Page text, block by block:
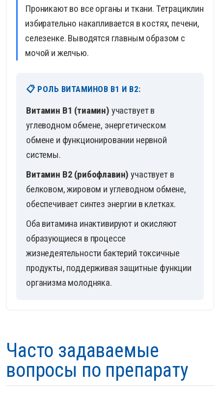
Проникают во все органы и ткани. Тетрациклин
избирательно накапливается в костях, печени,
селезенке. Выводятся главным образом с
мочой и желчью.
📋 РОЛЬ ВИТАМИНОВ B1 И B2:
Витамин B1 (тиамин) участвует в
углеводном обмене, энергетическом
обмене и функционировании нервной
системы.
Витамин B2 (рибофлавин) участвует в
белковом, жировом и углеводном обмене,
обеспечивает синтез энергии в клетках.
Оба витамина инактивируют и окисляют
образующиеся в процессе
жизнедеятельности бактерий токсичные
продукты, поддерживая защитные функции
организма молодняка.
Часто задаваемые
вопросы по препарату